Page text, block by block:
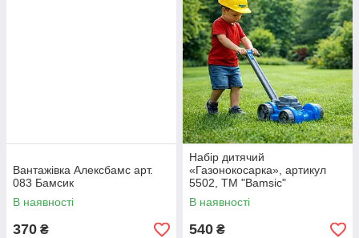
Вантажівка Алексбамс арт.
083 Бамсик
В наявності
370 ₴
Набір дитячий
«Газонокосарка», артикул
5502, ТМ "Bamsic"
В наявності
540 ₴